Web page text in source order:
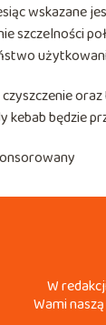
wskazane
szczelności
kebab będzie
W
Wami